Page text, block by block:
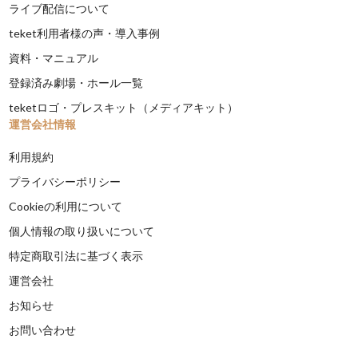
ライブ配信について
teket利用者様の声・導入事例
資料・マニュアル
登録済み劇場・ホール一覧
teketロゴ・プレスキット（メディアキット）
運営会社情報
利用規約
プライバシーポリシー
Cookieの利用について
個人情報の取り扱いについて
特定商取引法に基づく表示
運営会社
お知らせ
お問い合わせ